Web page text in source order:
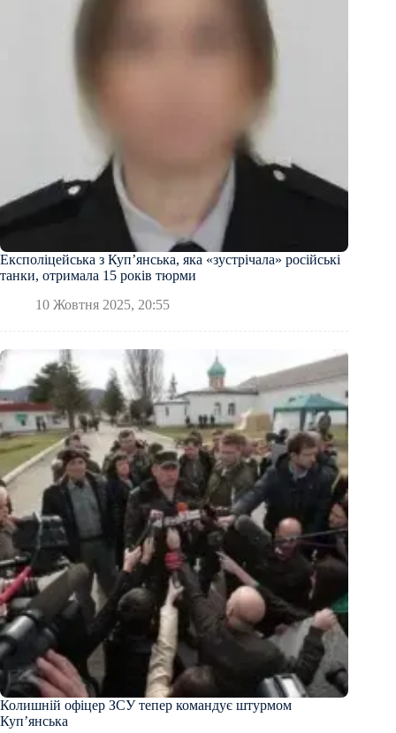
Експоліцейська з Купʼянська, яка «зустрічала» російські
танки, отримала 15 років тюрми
10 Жовтня 2025, 20:55
Колишній офіцер ЗСУ тепер командує штурмом
Купʼянська